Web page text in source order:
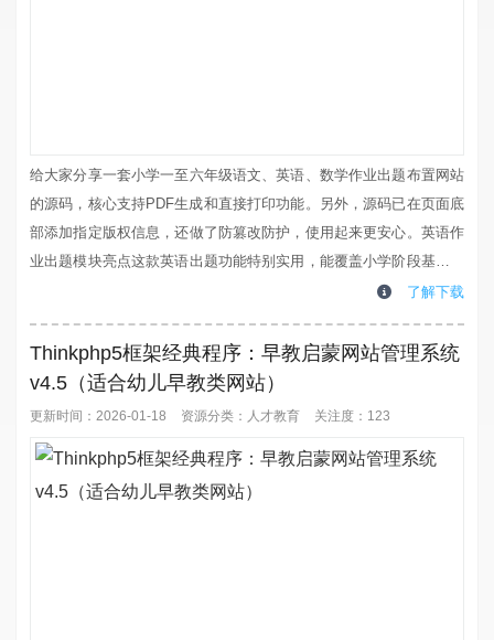
给大家分享一套小学一至六年级语文、英语、数学作业出题布置网站
的源码，核心支持PDF生成和直接打印功能。另外，源码已在页面底
部添加指定版权信息，还做了防篡改防护，使用起来更安心。英语作
业出题模块亮点这款英语出题功能特别实用，能覆盖小学阶段基础英
语训练需求，具体有这几个优势：题型丰富全面：涵盖单词拼写、单
基础知识都兼顾到了，不用再额外找题凑练习。分级适配年级：严格
对应1到6年级的学习水平，词汇和句型难...
了解下载
Thinkphp5框架经典程序：早教启蒙网站管理系统
v4.5（适合幼儿早教类网站）
更新时间：2026-01-18 资源分类： 人才教育 关注度：123